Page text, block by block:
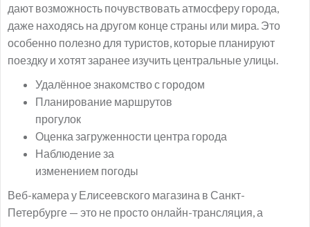
дают возможность почувствовать атмосферу города,
даже находясь на другом конце страны или мира. Это
особенно полезно для туристов, которые планируют
поездку и хотят заранее изучить центральные улицы.
Удалённое знакомство с городом
Планирование маршрутов
прогулок
Оценка загруженности центра города
Наблюдение за
изменением погоды
Веб-камера у Елисеевского магазина в Санкт-
Петербурге — это не просто онлайн-трансляция, а